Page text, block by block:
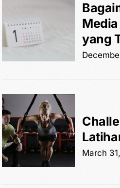
yang
March